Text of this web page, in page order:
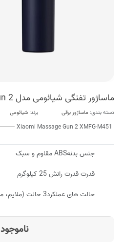
ماساژور تفنگی شیائومی مدل Xiaomi Massage Gun 2
دسته بندی: ماساژور برقی برند: شیائومی
Xiaomi Massage Gun 2 XMFG-M451
جنس بدنهABS مقاوم و سبک
قدرت قدرت رانش 25 کیلوگرم
حالت های عملکرد3 حالت (ملایم، متوسط، قوی)
ناموجود